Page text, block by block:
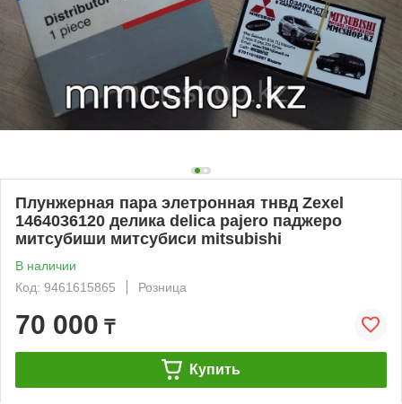
Плунжерная пара элетронная тнвд Zexel
1464036120 делика delica pajero паджеро
митсубиши митсубиси mitsubishi
В наличии
Код: 9461615865
Розница
70 000 ₸
Купить